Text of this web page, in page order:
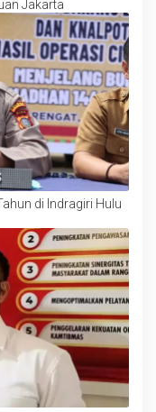
Jakarta
di Indragiri Hulu